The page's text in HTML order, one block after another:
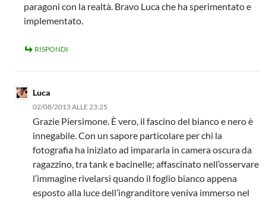
paragoni con la realtà. Bravo Luca che ha sperimentato e
implementato.
RISPONDI
Luca
02/08/2013 ALLE 23:25
Grazie Piersimone. È vero, il fascino del bianco e nero è
innegabile. Con un sapore particolare per chi la
fotografia ha iniziato ad impararla in camera oscura da
ragazzino, tra tank e bacinelle; affascinato nell’osservare
l’immagine rivelarsi quando il foglio bianco appena
esposto alla luce dell’ingranditore veniva immerso nel